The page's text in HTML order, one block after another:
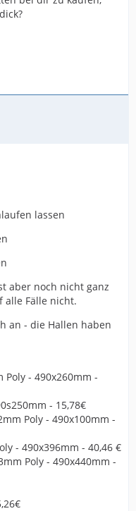
lassen
aber noch nicht ganz
Fälle nicht.
an - die Hallen haben
Poly - 490x260mm -
- 15,78€
Poly - 490x100mm -
- 490x396mm - 40,46 €
Poly - 490x440mm -